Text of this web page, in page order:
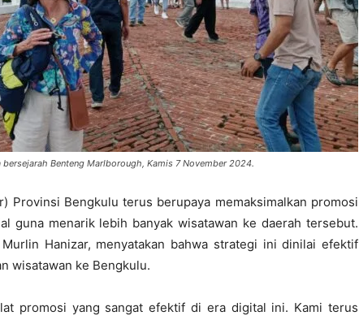
Benteng Marlborough, Kamis 7 November 2024.
Provinsi Bengkulu terus berupaya memaksimalkan promosi
guna menarik lebih banyak wisatawan ke daerah tersebut.
Hanizar, menyatakan bahwa strategi ini dinilai efektif
wisatawan ke Bengkulu.
promosi yang sangat efektif di era digital ini. Kami terus